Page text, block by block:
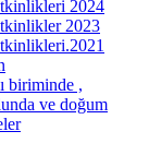
2024
2023
biriminde ,
ve doğum